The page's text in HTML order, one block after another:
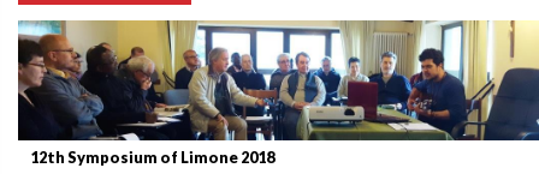
12th Symposium of Limone 2018